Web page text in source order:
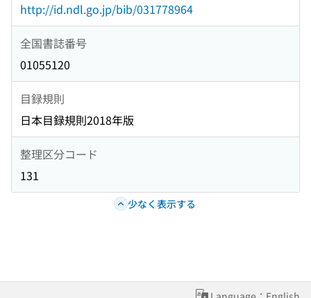
http://id.ndl.go.jp/bib/031778964
全国書誌番号
01055120
目録規則
日本目録規則2018年版
整理区分コード
131
少なく表示する